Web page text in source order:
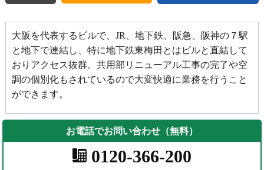
大阪を代表するビルで、JR、地下鉄、阪急、阪神の７駅
と地下で連結し、特に地下鉄東梅田とはビルと直結して
おりアクセス抜群。共用部リニューアル工事の完了や空
調の個別化もされているので大変快適に業務を行うこと
ができます。
お電話でお問い合わせ（無料）
0120-366-200